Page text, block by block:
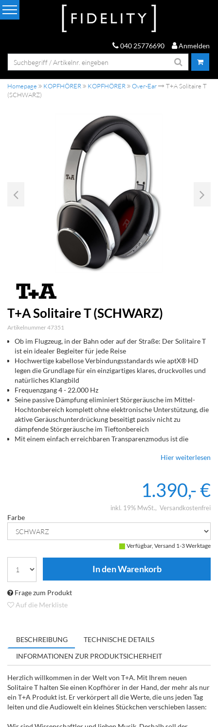
040 25776690 Anmelden
Homepage KOPFHÖRER KOPFHÖRER Over-Ear
T+A Solitaire T
(SCHWARZ)
T+A Solitaire T (SCHWARZ)
Artikelnummer 47351
Ob im Flugzeug, in der Bahn oder auf der Straße: Der Solitaire T
ist ein idealer Begleiter für jede Reise
Hochwertige kabellose Verbindungsstandards wie aptX® HD
legen die Grundlage für ein einzigartiges klares, druckvolles und
natürliches Klangbild
Frequenzgang 4 - 22.000 Hz
Seine passive Dämpfung eliminiert Störgeräusche im Mittel-
Hochtonbereich komplett ohne elektronische Unterstützung, die
aktive Geräuschunterdrückung beseitigt passiv nicht zu
dämpfende Störgeräusche im Tieftonbereich
Mit einem einfach erreichbaren Transparenzmodus ist die
verpassen und doch in Ihrer Musik versunken sein können
Hier weiterlesen
1.390,- €
inkl. 19% MwSt. Versandkostenfrei
Farbe
Verfügbar, Versand 1-3 Werktage
Frage zum Produkt
Auf die Merkliste
BESCHREIBUNG
TECHNISCHE DETAILS
INFORMATIONEN ZUR PRODUKTSICHERHEIT
Herzlich willkommen in der Welt von T+A. Mit Ihrem neuen
Solitaire T halten Sie einen Kopfhörer in der Hand, der mehr als nur
ein T+A Produkt ist. Er verkörpert all die Werte, die uns jeden Tag
leiten und die Audiowelt ein kleines Stückchen verschieben lassen: